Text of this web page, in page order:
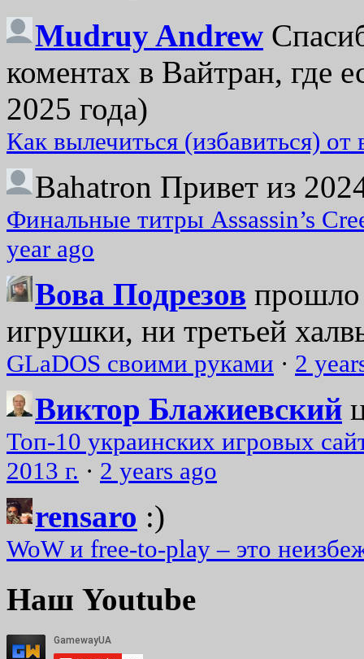
Mudruy Andrew
коментах в Вайтран, где
2025 года)
Как вылечиться (избавиться)
Bahatron Привет из
Финальные титры Assassin’s
year ago
Вова Подрезов прошло
игрушки, ни третьей
GLaDOS своими руками · 2
Виктор Блажиевский
Топ-10 украинских игровых
2013 г. · 2 years ago
rensaro :)
WoW и free-to-play – это
Наш Youtube